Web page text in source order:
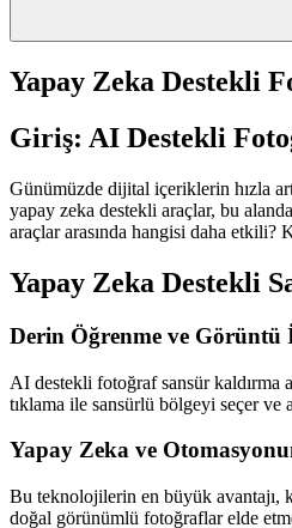
Yapay Zeka Destekli
Giriş: AI Destekli
Günümüzde dijital içeriklerin hızla
yapay zeka destekli araçlar, bu
araçlar arasında hangisi daha etkili?
Yapay Zeka Destekli
Derin Öğrenme ve Görüntü
AI destekli fotoğraf sansür kaldırma
tıklama ile sansürlü bölgeyi seçer ve
Yapay Zeka ve
Bu teknolojilerin en büyük avantajı,
doğal görünümlü fotoğraflar elde